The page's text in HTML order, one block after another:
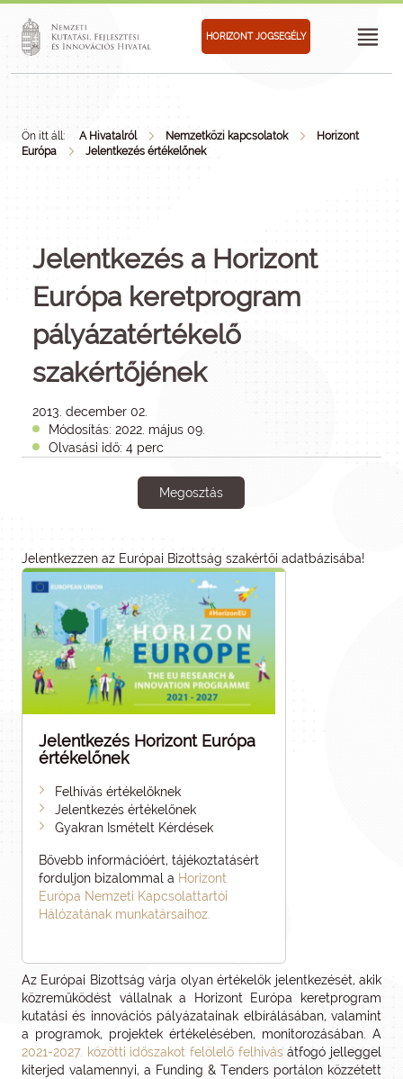
HORIZONT JOGSEGÉLY
Ön itt áll: A Hivatalról Nemzetközi kapcsolatok
Horizont
Európa
Jelentkezés értékelőnek
Jelentkezés a Horizont
Európa keretprogram
pályázatértékelő
szakértőjének
2013. december 02.
Módosítás: 2022. május 09.
Olvasási idő: 4 perc
Megosztás
Jelentkezzen az Európai Bizottság szakértői adatbázisába!
Jelentkezés Horizont Európa
értékelőnek
Felhívás értékelőknek
Jelentkezés értékelőnek
Gyakran Ismételt Kérdések
Bővebb információért, tájékoztatásért
forduljon bizalommal a Horizont
Európa Nemzeti Kapcsolattartói
Hálózatának munkatársaihoz.
Az Európai Bizottság várja olyan értékelők jelentkezését, akik
közreműködést vállalnak a Horizont Európa keretprogram
kutatási és innovációs pályázatainak elbírálásában, valamint
a programok, projektek értékelésében, monitorozásában. A
2021-2027. közötti időszakot felölelő felhívásátfogó jelleggel
kiterjed valamennyi, a Funding & Tenders portálon közzétett